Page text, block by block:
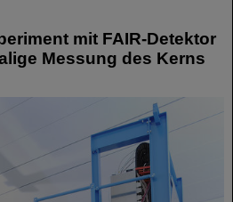
mit FAIR-Detektor
Messung des Kerns